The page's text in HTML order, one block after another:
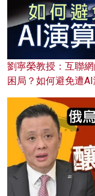
劉寧榮教授：互聯
困局？如何避免遭